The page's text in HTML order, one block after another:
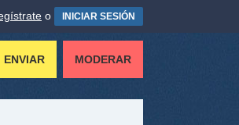
o INICIAR SESIÓN
ENVIAR MODERAR